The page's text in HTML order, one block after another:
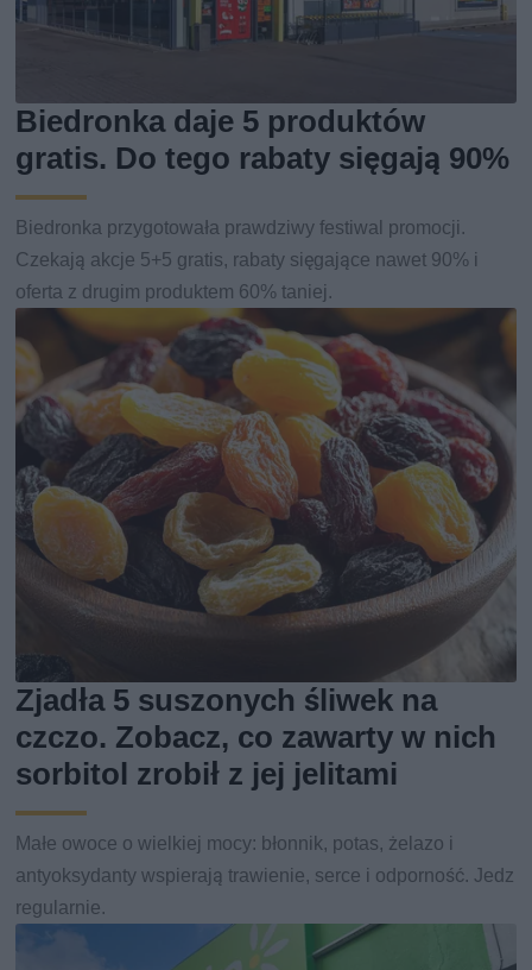
Biedronka daje 5 produktów
gratis. Do tego rabaty sięgają 90%
Biedronka przygotowała prawdziwy festiwal promocji.
Czekają akcje 5+5 gratis, rabaty sięgające nawet 90% i
oferta z drugim produktem 60% taniej.
Zjadła 5 suszonych śliwek na
czczo. Zobacz, co zawarty w nich
sorbitol zrobił z jej jelitami
Małe owoce o wielkiej mocy: błonnik, potas, żelazo i
antyoksydanty wspierają trawienie, serce i odporność. Jedz
regularnie.